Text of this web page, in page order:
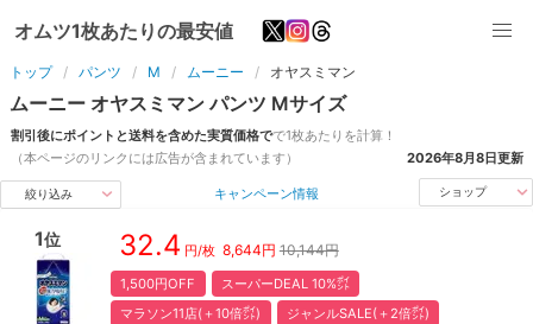
オムツ1枚あたりの最安値
トップ パンツ M ムーニー オヤスミマン
ムーニー オヤスミマン パンツ Mサイズ
割引後にポイントと送料を含めた実質価格でで1枚あたりを計算！
（本ページのリンクには広告が含まれています）
2026年8月8日更新
絞り込み キャンペーン情報 ショップ
1位 32.4 円/枚 8,644円 10,144円
1,500円OFF
スーパーDEAL 10%㌽
マラソン11店(＋10倍㌽)
ジャンルSALE(＋2倍㌽)